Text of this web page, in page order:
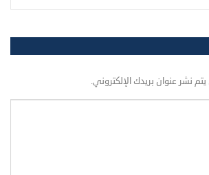
يتم نشر عنوان بريدك الإلكتروني.